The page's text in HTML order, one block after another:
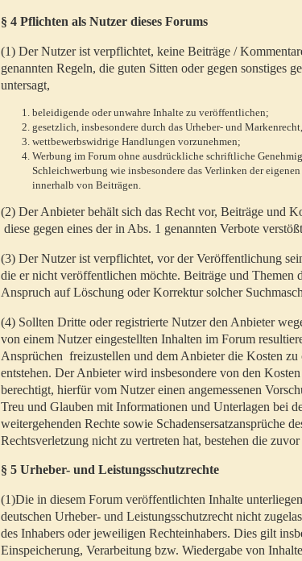
§ 4 Pflichten als Nutzer dieses Forums
(1) Der Nutzer ist verpflichtet, keine Beiträge /
genannten Regeln, die guten Sitten oder gegen sonstiges
untersagt,
beleidigende oder unwahre Inhalte zu veröffentlichen;
gesetzlich, insbesondere durch das Urheber- und
wettbewerbswidrige Handlungen vorzunehmen;
Werbung im Forum ohne ausdrückliche schriftliche
Schleichwerbung wie insbesondere das Verlinken der
innerhalb von Beiträgen.
(2) Der Anbieter behält sich das Recht vor, Beiträge und
diese gegen eines der in Abs. 1 genannten Verbote
(3) Der Nutzer ist verpflichtet, vor der Veröffentlichung
die er nicht veröffentlichen möchte. Beiträge und Themen
Anspruch auf Löschung oder Korrektur solcher
(4) Sollten Dritte oder registrierte Nutzer den Anbieter
von einem Nutzer eingestellten Inhalten im Forum
Ansprüchen freizustellen und dem Anbieter die Kosten
entstehen. Der Anbieter wird insbesondere von den
berechtigt, hierfür vom Nutzer einen angemessenen
Treu und Glauben mit Informationen und Unterlagen bei
weitergehenden Rechte sowie Schadensersatzansprüche
Rechtsverletzung nicht zu vertreten hat, bestehen die
§ 5 Urheber- und Leistungsschutzrechte
(1)Die in diesem Forum veröffentlichten Inhalte
deutschen Urheber- und Leistungsschutzrecht nicht
des Inhabers oder jeweiligen Rechteinhabers. Dies gilt
Einspeicherung, Verarbeitung bzw. Wiedergabe von